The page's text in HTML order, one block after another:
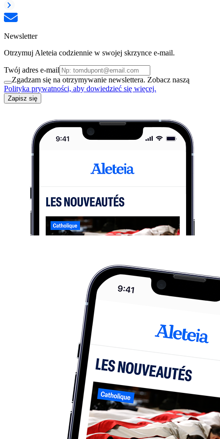
Newsletter
Otrzymuj Aleteia codziennie w swojej skrzynce e-mail.
Twój adres e-mail
Zgadzam się na otrzymywanie newslettera. Zobacz naszą
Polityka prywatności, aby dowiedzieć się więcej.
Zapisz się